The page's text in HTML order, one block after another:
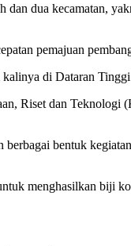
dua kecamatan,
pemajuan
di Dataran
Riset dan Teknologi
bentuk
menghasilkan biji